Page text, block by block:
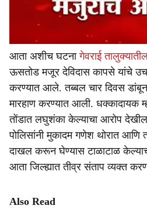
आता अशीच घटनागेवराई
ऊसतोड मजूर देविदास कापसे यांचे
करण्यात आले. तब्बल चार दिवस डांबून
मारहाण करण्यात आली. धक्कादायक
तोंडात लघुशंका केल्याचा आरोप
पोलिसांनी मुकादम गणेश थोरात आणि
दाखल करून घेण्यास टाळाटाळ
आता जिल्ह्यात तीव्र संताप व्यक्त
Also Read